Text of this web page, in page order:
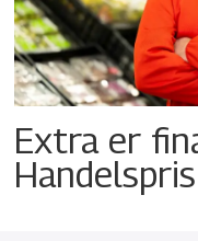
Extra er